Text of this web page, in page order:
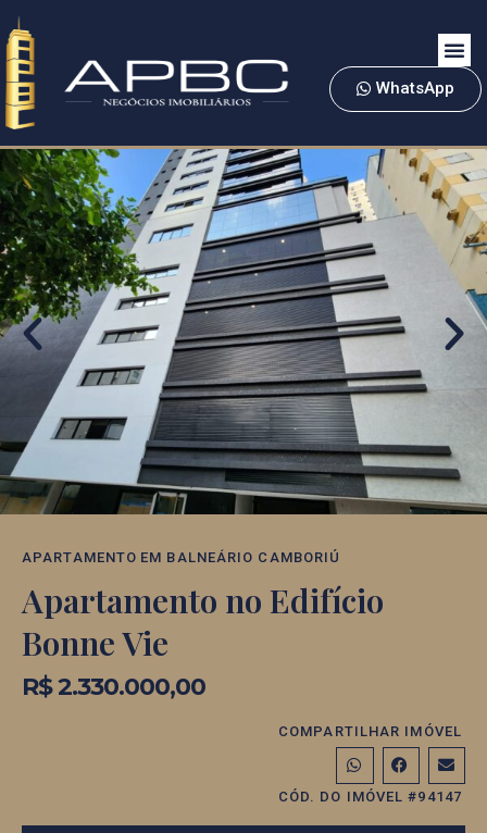
WhatsApp
APARTAMENTO EM BALNEÁRIO CAMBORIÚ
Apartamento no Edifício
Bonne Vie
R$ 2.330.000,00
COMPARTILHAR IMÓVEL
CÓD. DO IMÓVEL #94147